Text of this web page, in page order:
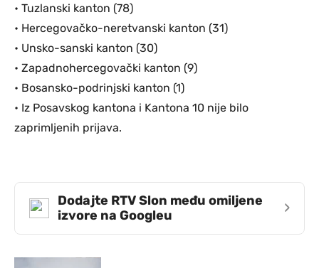
• Tuzlanski kanton (78)
• Hercegovačko-neretvanski kanton (31)
• Unsko-sanski kanton (30)
• Zapadnohercegovački kanton (9)
• Bosansko-podrinjski kanton (1)
• Iz Posavskog kantona i Kantona 10 nije bilo
zaprimljenih prijava.
Dodajte RTV Slon među omiljene
izvore na Googleu
›